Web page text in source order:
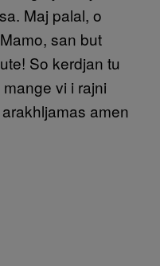
Maj palal, o
san but
So kerdjan tu
vi i rajni
amen